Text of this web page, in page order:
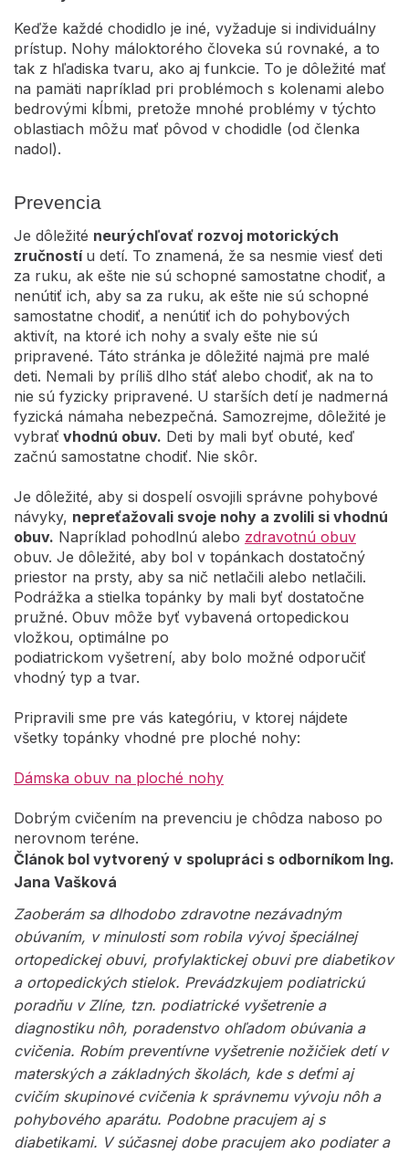
Keďže každé chodidlo je iné, vyžaduje si individuálny
prístup. Nohy máloktorého človeka sú rovnaké, a to
tak z hľadiska tvaru, ako aj funkcie. To je dôležité mať
na pamäti napríklad pri problémoch s kolenami alebo
bedrovými kĺbmi, pretože mnohé problémy v týchto
oblastiach môžu mať pôvod v chodidle (od členka
nadol).
Prevencia
Je dôležité neurýchľovať rozvoj motorických
zručností u detí. To znamená, že sa nesmie viesť deti
za ruku, ak ešte nie sú schopné samostatne chodiť, a
nenútiť ich, aby sa za ruku, ak ešte nie sú schopné
samostatne chodiť, a nenútiť ich do pohybových
aktivít, na ktoré ich nohy a svaly ešte nie sú
pripravené. Táto stránka je dôležité najmä pre malé
deti. Nemali by príliš dlho stáť alebo chodiť, ak na to
nie sú fyzicky pripravené. U starších detí je nadmerná
fyzická námaha nebezpečná. Samozrejme, dôležité je
vybrať vhodnú obuv. Deti by mali byť obuté, keď
začnú samostatne chodiť. Nie skôr.
Je dôležité, aby si dospelí osvojili správne pohybové
návyky, nepreťažovali svoje nohy a zvolili si vhodnú
obuv. Napríklad pohodlnú alebo zdravotnú obuv
obuv. Je dôležité, aby bol v topánkach dostatočný
priestor na prsty, aby sa nič netlačili alebo netlačili.
Podrážka a stielka topánky by mali byť dostatočne
pružné. Obuv môže byť vybavená ortopedickou
vložkou, optimálne po
podiatrickom vyšetrení, aby bolo možné odporučiť
vhodný typ a tvar.
Pripravili sme pre vás kategóriu, v ktorej nájdete
všetky topánky vhodné pre ploché nohy:
Dámska obuv na ploché nohy
Dobrým cvičením na prevenciu je chôdza naboso po
nerovnom teréne.
Článok bol vytvorený v spolupráci s odborníkom Ing.
Jana Vašková
Zaoberám sa dlhodobo zdravotne nezávadným
obúvaním, v minulosti som robila vývoj špeciálnej
ortopedickej obuvi, profylaktickej obuvi pre diabetikov
a ortopedických stielok. Prevádzkujem podiatrickú
poradňu v Zlíne, tzn. podiatrické vyšetrenie a
diagnostiku nôh, poradenstvo ohľadom obúvania a
cvičenia. Robím preventívne vyšetrenie nožičiek detí v
materských a základných školách, kde s deťmi aj
cvičím skupinové cvičenia k správnemu vývoju nôh a
pohybového aparátu. Podobne pracujem aj s
diabetikami. V súčasnej dobe pracujem ako podiater a